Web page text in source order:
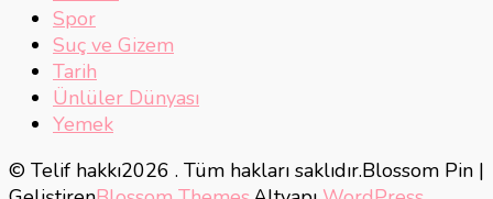
Spor
Suç ve Gizem
Tarih
Ünlüler Dünyası
Yemek
© Telif hakkı2026 . Tüm hakları saklıdır.Blossom Pin |